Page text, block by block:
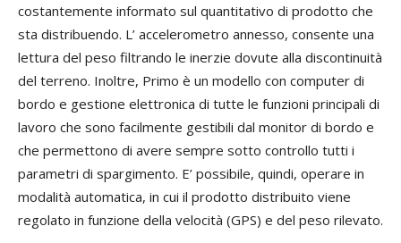
costantemente informato sul quantitativo di prodotto che
sta distribuendo. L’ accelerometro annesso, consente una
lettura del peso filtrando le inerzie dovute alla discontinuità
del terreno. Inoltre, Primo è un modello con computer di
bordo e gestione elettronica di tutte le funzioni principali di
lavoro che sono facilmente gestibili dal monitor di bordo e
che permettono di avere sempre sotto controllo tutti i
parametri di spargimento. E’ possibile, quindi, operare in
modalità automatica, in cui il prodotto distribuito viene
regolato in funzione della velocità (GPS) e del peso rilevato.